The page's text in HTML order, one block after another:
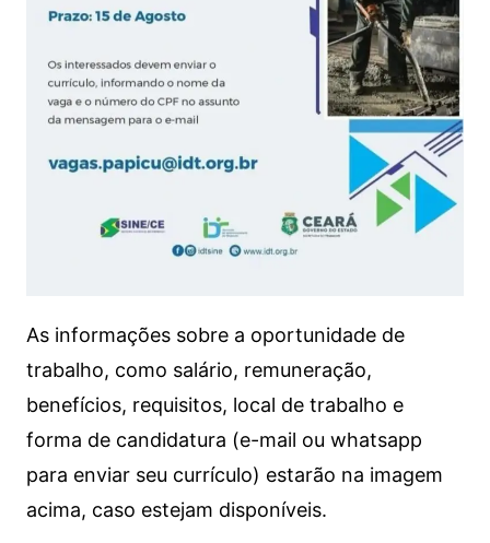
As informações sobre a oportunidade de
trabalho, como salário, remuneração,
benefícios, requisitos, local de trabalho e
forma de candidatura (e-mail ou whatsapp
para enviar seu currículo) estarão na imagem
acima, caso estejam disponíveis.